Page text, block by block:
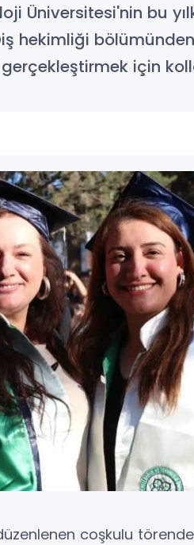
Üniversitesi'nin bu
hekimliği
için
coşkulu